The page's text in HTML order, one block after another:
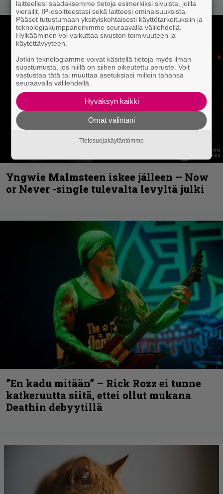
Yngwie Malmsteen iskee jälleen – Now
or Never -single tulevalta levyltä julki
”En kadu mitään” – Rick Rozz ei tunne
katkeruutta siitä, ettei ollut mukana
Deathin debyytillä
laitteellesi saadaksemme tietoja esimerkiksi sivuista, joilla
vierailit, IP-osoitteestasi sekä laitteesi ominaisuuksista.
Pääset tutustumaan yksityiskohtaisesti käyttötarkoituksiin ja
teknologiakumppaneihimme seuraavalla välilehdellä.
Hylkääminen voi vaikuttaa sivuston toimivuuteen ja
käytettävyyteen.
Jotkin teknologiamme voivat käsitellä tietoja myös ilman
suostumusta, jos niillä on siihen oikeutettu peruste. Voit
vastustaa tätä tai muuttaa asetuksiasi milloin tahansa
seuraavalla välilehdellä.
Hyväksyn kaikki
Omat valintani
Tietosuojakäytäntömme